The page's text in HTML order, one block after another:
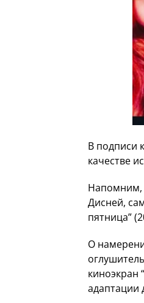
В подписи
качестве
Напомним,
Дисней,
пятница”
О
киноэкран
адаптации